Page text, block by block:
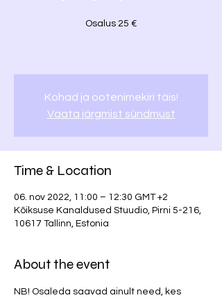
Osalus 25 €
Kohad ja ootenimekiri täis!
Vaata järgmist sündmust
Time & Location
06. nov 2022, 11:00 – 12:30 GMT +2
Kõiksuse Kanaldused Stuudio, Pirni 5-216,
10617 Tallinn, Estonia
About the event
NB! Osaleda saavad ainult need, kes